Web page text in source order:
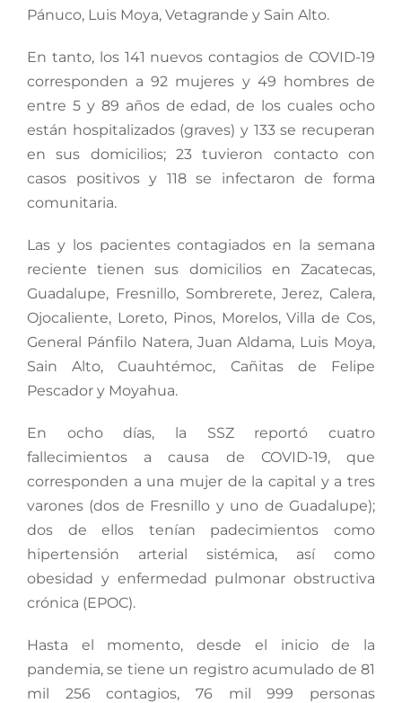
Pánuco, Luis Moya, Vetagrande y Sain Alto.
En tanto, los 141 nuevos contagios de COVID-19
corresponden a 92 mujeres y 49 hombres de
entre 5 y 89 años de edad, de los cuales ocho
están hospitalizados (graves) y 133 se recuperan
en sus domicilios; 23 tuvieron contacto con
casos positivos y 118 se infectaron de forma
comunitaria.
Las y los pacientes contagiados en la semana
reciente tienen sus domicilios en Zacatecas,
Guadalupe, Fresnillo, Sombrerete, Jerez, Calera,
Ojocaliente, Loreto, Pinos, Morelos, Villa de Cos,
General Pánfilo Natera, Juan Aldama, Luis Moya,
Sain Alto, Cuauhtémoc, Cañitas de Felipe
Pescador y Moyahua.
En ocho días, la SSZ reportó cuatro
fallecimientos a causa de COVID-19, que
corresponden a una mujer de la capital y a tres
varones (dos de Fresnillo y uno de Guadalupe);
dos de ellos tenían padecimientos como
hipertensión arterial sistémica, así como
obesidad y enfermedad pulmonar obstructiva
crónica (EPOC).
Hasta el momento, desde el inicio de la
pandemia, se tiene un registro acumulado de 81
mil 256 contagios, 76 mil 999 personas